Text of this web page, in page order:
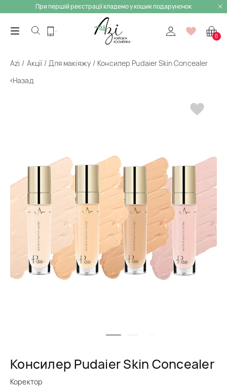
При першій реєстрації кладемо у кошик подаруночок
0
Azi Акції Для макіяжу
Консилер Pudaier Skin Concealer
Назад
Консилер Pudaier Skin Concealer
Коректор